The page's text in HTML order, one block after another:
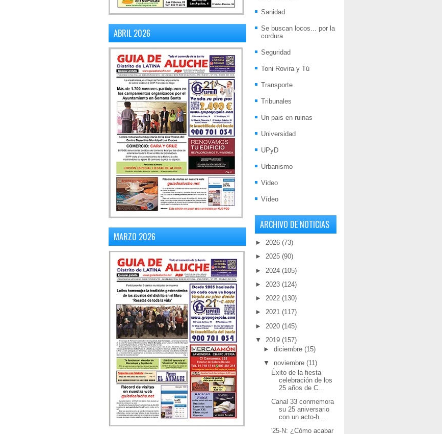
ABRIL 2026
MARZO 2026
Sanidad
Se buscan locos... por la
cordura
Seguridad
Toni Rovira y Tú
Transporte
Tribunales
Un pais en ruinas
Universidad
UPyD
Urbanismo
Video
Vídeo
ARCHIVO DE NOTICIAS
► 2026 (73)
► 2025 (90)
► 2024 (105)
► 2023 (124)
► 2022 (130)
► 2021 (117)
► 2020 (145)
▼
2019 (157)
► diciembre (15)
▼
noviembre (11)
Éxito de la fiesta
celebración de los
25 años de C...
Canal 33 conmemora
su 25 aniversario
con un acto-h...
'25-N: ¿Cómo acabar